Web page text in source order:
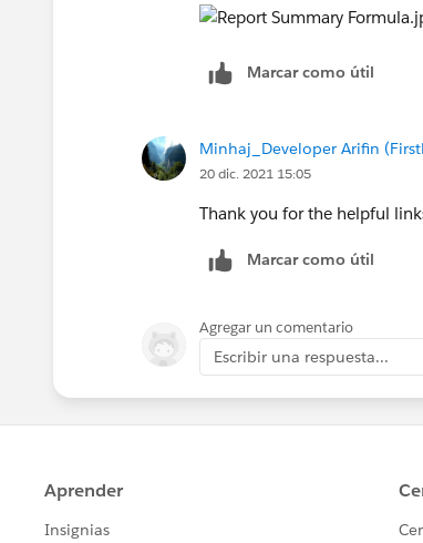
Marcar como útil
Minhaj_Developer Arifin
20 dic. 2021 15:05
Thank you for the helpful
Marcar como útil
Agregar un comentario
Escribir una respuesta...